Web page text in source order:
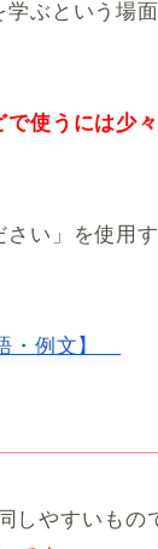
ぶという場
使うには少
い」を使用
・例文】
しやすいもの